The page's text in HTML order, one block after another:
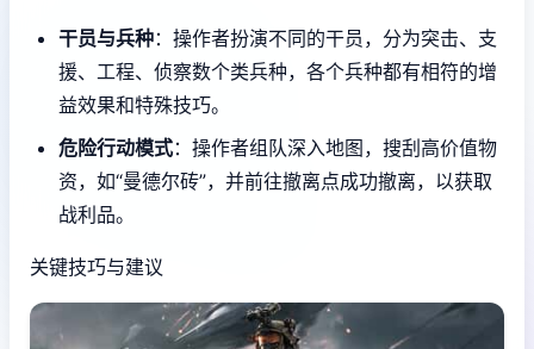
干员与兵种：操作者扮演不同的干员，分为突击、支
援、工程、侦察数个类兵种，各个兵种都有相符的增
益效果和特殊技巧。
危险行动模式：操作者组队深入地图，搜刮高价值物
资，如“曼德尔砖”，并前往撤离点成功撤离，以获取
战利品。
关键技巧与建议